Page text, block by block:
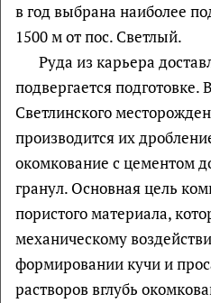
в год выбрана наиболее
1500 м от пос. Светлый.
Руда из карьера
подвергается подготовке.
Светлинского
производится их
окомкование с цементом
гранул. Основная цель
пористого материала,
механическому
формировании кучи и
растворов вглубь